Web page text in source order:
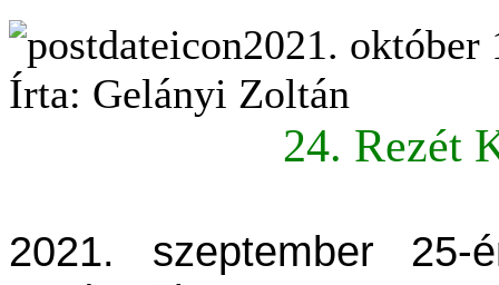
2021.
Írta: Gelányi Zoltán
24. Rezét
2021. szeptember 25-